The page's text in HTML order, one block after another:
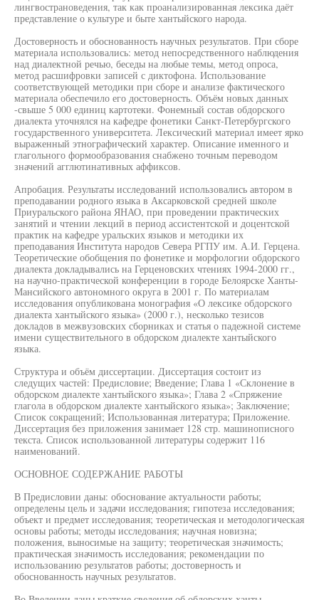
лингвострановедения, так как проанализированная лексика даёт
представление о культуре и быте хантыйского народа.
Достоверность и обоснованность научных результатов. При сборе
материала использовались: метод непосредственного наблюдения
над диалектной речью, беседы на любые темы, метод опроса,
метод расшифровки записей с диктофона. Использование
соответствующей методики при сборе и анализе фактического
материала обеспечило его достоверность. Объём новых данных
-свыше 5 000 единиц картотеки. Фонемный состав обдорского
диалекта уточнялся на кафедре фонетики Санкт-Петербургского
государственного университета. Лексический материал имеет ярко
выраженный этнографический характер. Описание именного и
глагольного формообразования снабжено точным переводом
значений агглютинативных аффиксов.
Апробация. Результаты исследований использовались автором в
преподавании родного языка в Аксарковской средней школе
Приуральского района ЯНАО, при проведении практических
занятий и чтении лекций в период ассистентской и доцентской
практик на кафедре уральских языков и методики их
преподавания Института народов Севера РГПУ им. А.И. Герцена.
Теоретические обобщения по фонетике и морфологии обдорского
диалекта докладывались на Герценовских чтениях 1994-2000 гг.,
на научно-практической конференции в городе Белоярске Ханты-
Мансийского автономного округа в 2001 г. По материалам
исследования опубликована монография «О лексике обдорского
диалекта хантыйского языка» (2000 г.), несколько тезисов
докладов в межвузовских сборниках и статья о падежной системе
имени существительного в обдорском диалекте хантыйского
языка.
Структура и объём диссертации. Диссертация состоит из
следущих частей: Предисловие; Введение; Глава 1 «Склонение в
обдорском диалекте хантыйского языка»; Глава 2 «Спряжение
глагола в обдорском диалекте хантыйского языка»; Заключение;
Список сокращений; Использованная литература; Приложение.
Диссертация без приложения занимает 128 стр. машинописного
текста. Список использованной литературы содержит 116
наименований.
ОСНОВНОЕ СОДЕРЖАНИЕ РАБОТЫ
В Предисловии даны: обоснование актуальности работы;
определены цель и задачи исследования; гипотеза исследования;
объект и предмет исследования; теоретическая и методологическая
основы работы; методы исследования; научная новизна;
положения, выносимые на защиту; теоретическая значимость;
практическая значимость исследования; рекомендации по
использованию результатов работы; достоверность и
обоснованность научных результатов.